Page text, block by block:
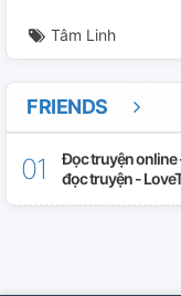
Tâm Linh
FRIENDS
Đọc truyện online
đọc truyện -